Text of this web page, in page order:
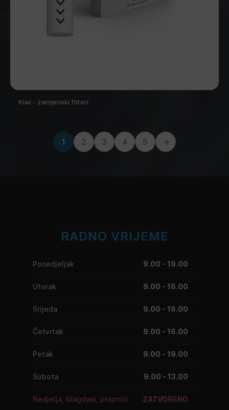
Kiwi - zamjenski filteri
1 2 3 4 5 →
RADNO VRIJEME
Ponedjeljak 9.00 - 19.00
Utorak 9.00 - 16.00
Srijeda 9.00 - 16.00
Četvrtak 9.00 - 16.00
Petak 9.00 - 19.00
Subota 9.00 - 13.00
Nedjelja, blagdani, praznici ZATVORENO